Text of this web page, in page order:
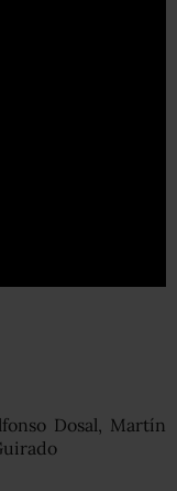
Dosal, Martín